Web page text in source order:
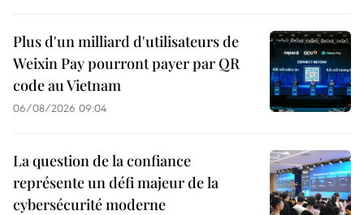
Plus d'un milliard d'utilisateurs de
Weixin Pay pourront payer par QR
code au Vietnam
06/08/2026 09:04
La question de la confiance
représente un défi majeur de la
cybersécurité moderne